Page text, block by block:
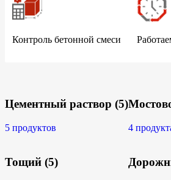
Контроль бетонной смеси
Цементный раствор (5)
5 продуктов
Тощий (5)
4